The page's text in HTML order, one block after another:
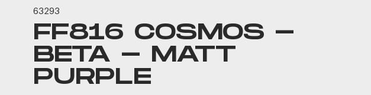
63293
FF816 COSMOS -
BETA - MATT
PURPLE